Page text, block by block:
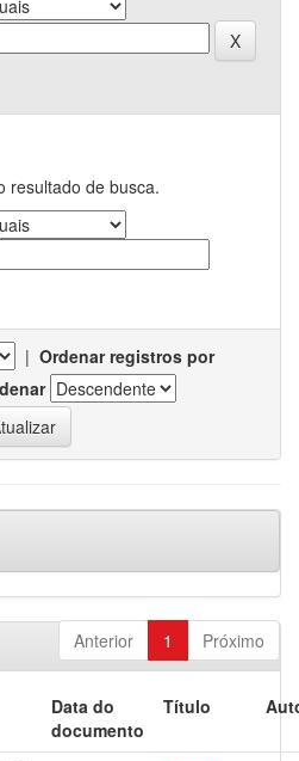
resultado de busca.
| Ordenar registros por
Anterior 1 Próximo
Data do
documento
Título